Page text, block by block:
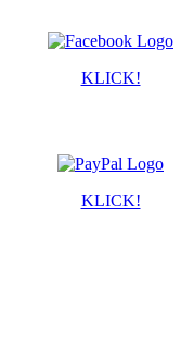
KLICK!
KLICK!